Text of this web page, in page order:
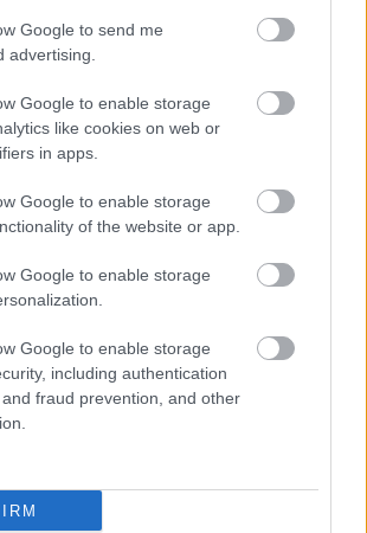
Google to send me
advertising.
Google to enable storage
like cookies on web or
in apps.
Google to enable storage
of the website or app.
Google to enable storage
Google to enable storage
including authentication
fraud prevention, and other
Jön még kép!